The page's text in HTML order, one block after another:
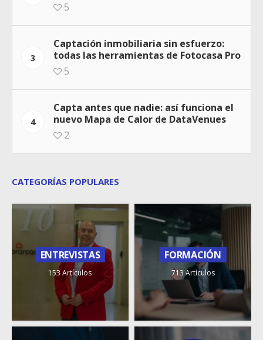
5
3
Captación inmobiliaria sin esfuerzo:
todas las herramientas de Fotocasa Pro
5
4
Capta antes que nadie: así funciona el
nuevo Mapa de Calor de DataVenues
2
CATEGORÍAS POPULARES
ENTREVISTAS
153 Artículos
FORMACIÓN
713 Artículos